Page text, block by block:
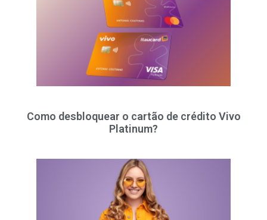
Como desbloquear o cartão de crédito Vivo
Platinum?